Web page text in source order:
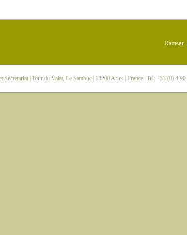
Secretariat| Tour du Valat, Le Sambuc | 13200 Arles | France | Tel: +33 (0) 4 90